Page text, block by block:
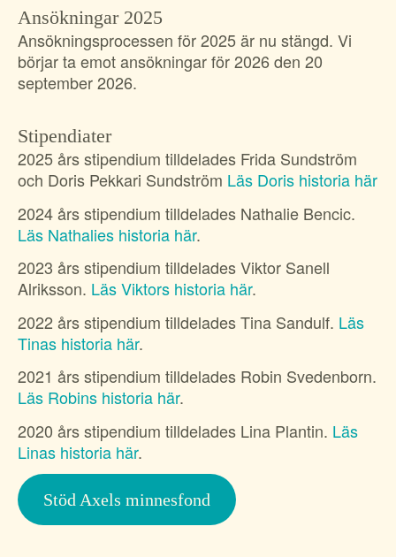
Ansökningar 2025
Ansökningsprocessen för 2025 är nu stängd. Vi
börjar ta emot ansökningar för 2026 den 20
september 2026.
Stipendiater
2025 års stipendium tilldelades Frida Sundström
och Doris Pekkari Sundström Läs Doris historia här
2024 års stipendium tilldelades Nathalie Bencic.
Läs Nathalies historia här.
2023 års stipendium tilldelades Viktor Sanell
Alriksson. Läs Viktors historia här.
2022 års stipendium tilldelades Tina Sandulf. Läs
Tinas historia här.
2021 års stipendium tilldelades Robin Svedenborn.
Läs Robins historia här.
2020 års stipendium tilldelades Lina Plantin. Läs
Linas historia här.
Stöd Axels minnesfond